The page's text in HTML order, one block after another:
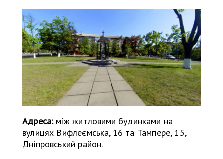
Адреса: між житловими будинками на
вулицях Вифлеємська, 16 та Тампере, 15,
Дніпровський район.